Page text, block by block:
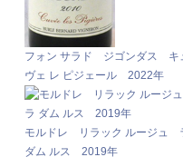
フォン サラド ジゴンダス キ
ヴェ レ ピジェール 2022年
モルドレ リラック ルージュ
ダム ルス 2019年